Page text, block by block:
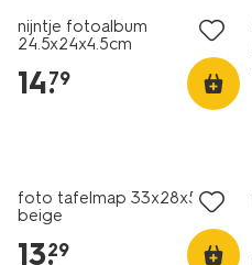
nijntje fotoalbum
24.5x24x4.5cm
14.
79
foto tafelmap 33x28x5cm
beige
13.
29